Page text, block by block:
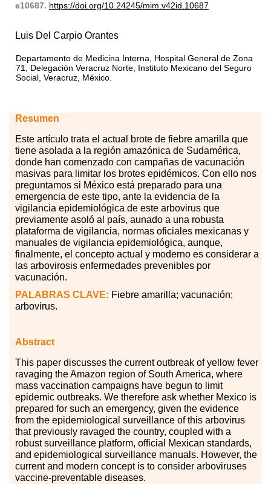
e10687. https://doi.org/10.24245/mim.v42id.10687
Luis Del Carpio Orantes
Departamento de Medicina Interna, Hospital General de Zona
71, Delegación Veracruz Norte, Instituto Mexicano del Seguro
Social, Veracruz, México.
Resumen
Este artículo trata el actual brote de fiebre amarilla que
tiene asolada a la región amazónica de Sudamérica,
donde han comenzado con campañas de vacunación
masivas para limitar los brotes epidémicos. Con ello nos
preguntamos si México está preparado para una
emergencia de este tipo, ante la evidencia de la
vigilancia epidemiológica de este arbovirus que
previamente asoló al país, aunado a una robusta
plataforma de vigilancia, normas oficiales mexicanas y
manuales de vigilancia epidemiológica, aunque,
finalmente, el concepto actual y moderno es considerar a
las arbovirosis enfermedades prevenibles por
vacunación.
PALABRAS CLAVE: Fiebre amarilla; vacunación;
arbovirus.
Abstract
This paper discusses the current outbreak of yellow fever
ravaging the Amazon region of South America, where
mass vaccination campaigns have begun to limit
epidemic outbreaks. We therefore ask whether Mexico is
prepared for such an emergency, given the evidence
from the epidemiological surveillance of this arbovirus
that previously ravaged the country, coupled with a
robust surveillance platform, official Mexican standards,
and epidemiological surveillance manuals. However, the
current and modern concept is to consider arboviruses
vaccine-preventable diseases.